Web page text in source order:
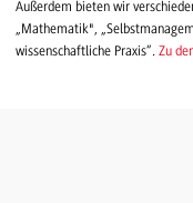
Außerdem bieten wir
„Mathematik",
wissenschaftliche Praxis“. Zu